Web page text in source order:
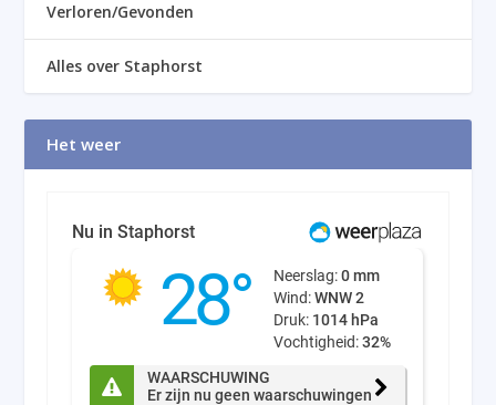
Verloren/Gevonden
Alles over Staphorst
Het weer